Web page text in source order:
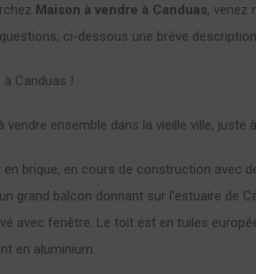
Maison à vendre à Canduas, venez
ci-dessous une brève
Canduas !
vendre ensemble dans la vieille ville, juste
en brique, en cours de construction avec
grand balcon donnant sur l'estuaire de
avec fenêtre. Le toit est en tuiles
en aluminium.